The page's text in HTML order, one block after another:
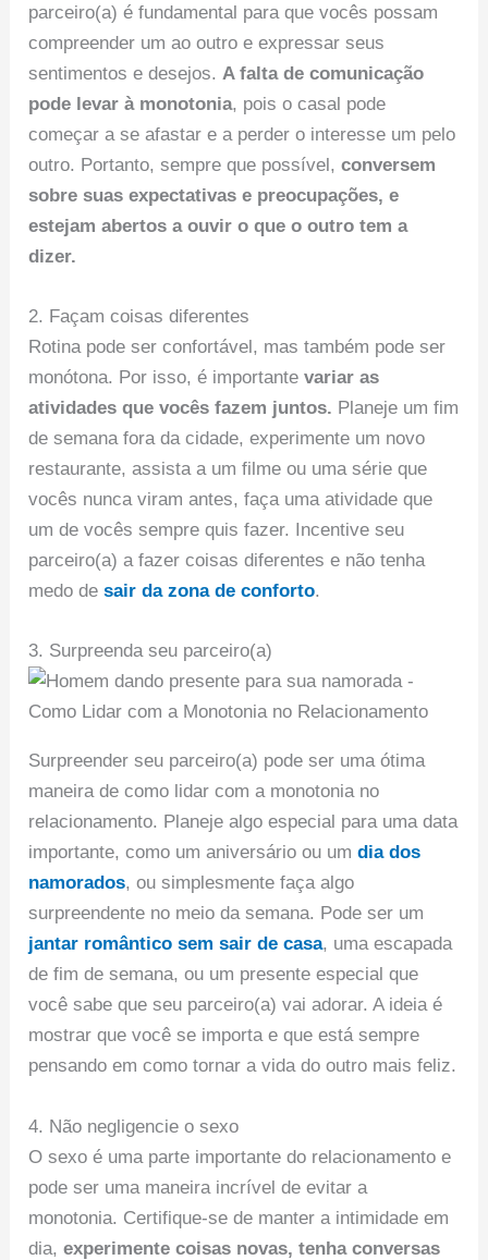
parceiro(a) é fundamental para que vocês possam
compreender um ao outro e expressar seus
sentimentos e desejos.A falta de comunicação
pode levar à monotonia, pois o casal pode
começar a se afastar e a perder o interesse um pelo
outro. Portanto, sempre que possível,conversem
sobre suas expectativas e preocupações, e
estejam abertos a ouvir o que o outro tem a
dizer.
2. Façam coisas diferentes
Rotina pode ser confortável, mas também pode ser
monótona. Por isso, é importantevariar as
atividades que vocês fazem juntos. Planeje um fim
de semana fora da cidade, experimente um novo
restaurante, assista a um filme ou uma série que
vocês nunca viram antes, faça uma atividade que
um de vocês sempre quis fazer. Incentive seu
parceiro(a) a fazer coisas diferentes e não tenha
medo desair da zona de conforto.
3. Surpreenda seu parceiro(a)
Surpreender seu parceiro(a) pode ser uma ótima
maneira de como lidar com a monotonia no
relacionamento. Planeje algo especial para uma data
importante, como um aniversário ou umdia dos
namorados, ou simplesmente faça algo
surpreendente no meio da semana. Pode ser um
jantar romântico sem sair de casa, uma escapada
de fim de semana, ou um presente especial que
você sabe que seu parceiro(a) vai adorar. A ideia é
mostrar que você se importa e que está sempre
pensando em como tornar a vida do outro mais feliz.
4. Não negligencie o sexo
O sexo é uma parte importante do relacionamento e
pode ser uma maneira incrível de evitar a
monotonia. Certifique-se de manter a intimidade em
dia,experimente coisas novas, tenha conversas